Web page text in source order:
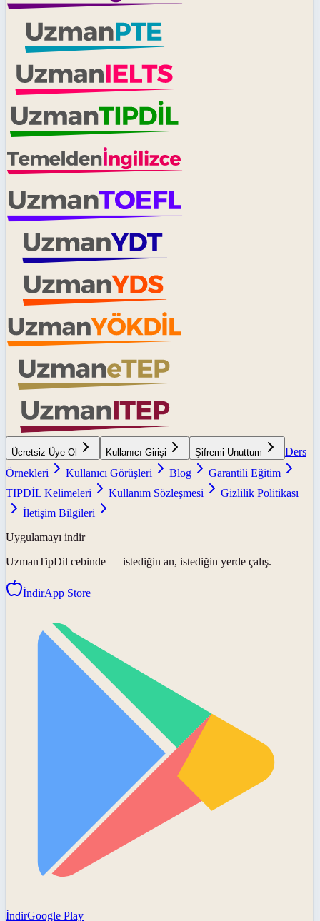
Ücretsiz Üye Ol Kullanıcı Girişi Şifremi Unuttum
Ders
Örnekleri
Kullanıcı Görüşleri Blog
Garantili Eğitim
TIPDİL Kelimeleri
Kullanım Sözleşmesi
Gizlilik Politikası
İletişim Bilgileri
Uygulamayı indir
UzmanTipDil cebinde — istediğin an, istediğin yerde çalış.
İndirApp Store
İndirGoogle Play